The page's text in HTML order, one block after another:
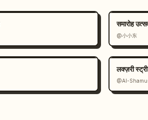
समारोह
@小小东
लक्ज़री
@Al-